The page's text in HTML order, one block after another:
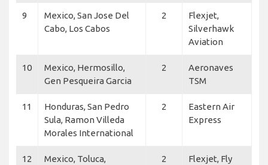
9
Mexico, San Jose Del
Cabo, Los Cabos
2
Flexjet,
Silverhawk
Aviation
10
Mexico, Hermosillo,
Gen Pesqueira Garcia
2
Aeronaves
TSM
11
Honduras, San Pedro
Sula, Ramon Villeda
Morales International
2
Eastern Air
Express
12
Mexico, Toluca,
2
Flexjet, Fly